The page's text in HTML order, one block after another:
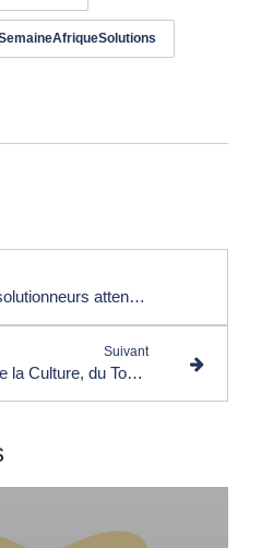
SAS 2024 : les solutionneurs attendus à Paris
Suivant
SAS 2024 : le Ministre de la Culture, du Tourisme et de l'Artisanat de la Guinée déjà à Paris